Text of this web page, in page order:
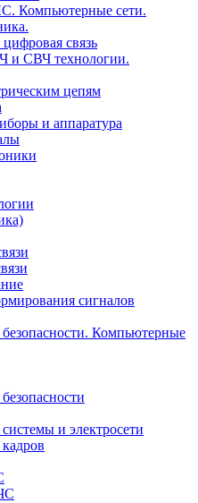
Компьютерные сети.
связь
и СВЧ технологии.
цепям
и аппаратура
сигналов
Компьютерные
и электросети